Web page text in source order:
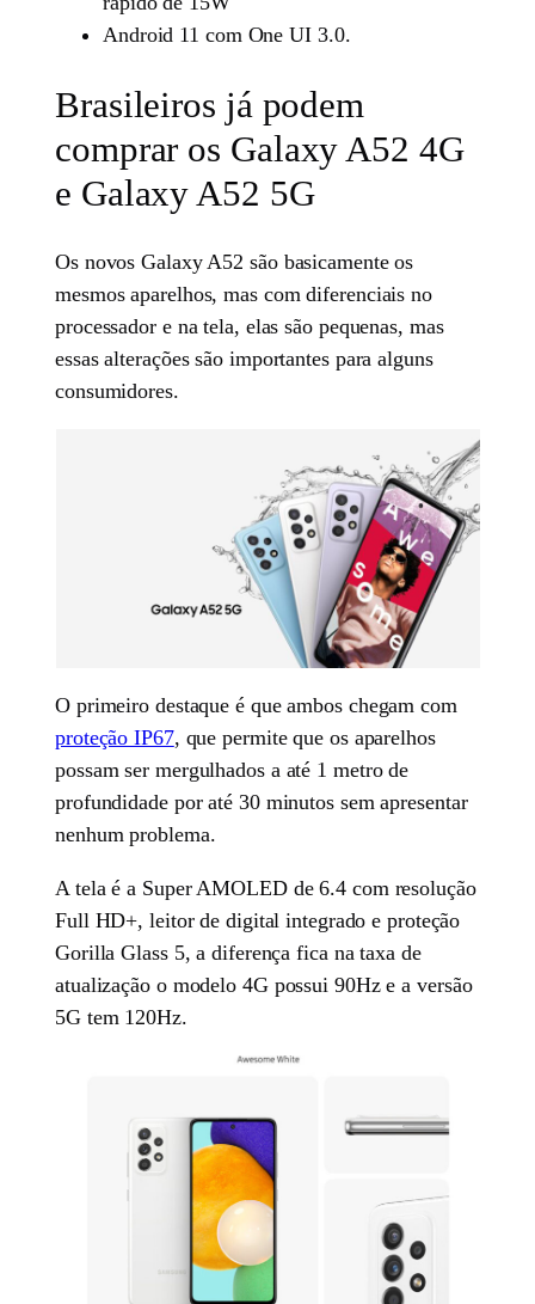
Android 11 com One UI 3.0.
Brasileiros já podem
comprar os Galaxy A52 4G
e Galaxy A52 5G
Os novos Galaxy A52 são basicamente os
mesmos aparelhos, mas com diferenciais no
processador e na tela, elas são pequenas, mas
essas alterações são importantes para alguns
consumidores.
O primeiro destaque é que ambos chegam com
proteção IP67, que permite que os aparelhos
possam ser mergulhados a até 1 metro de
profundidade por até 30 minutos sem apresentar
nenhum problema.
A tela é a Super AMOLED de 6.4 com resolução
Full HD+, leitor de digital integrado e proteção
Gorilla Glass 5, a diferença fica na taxa de
atualização o modelo 4G possui 90Hz e a versão
5G tem 120Hz.